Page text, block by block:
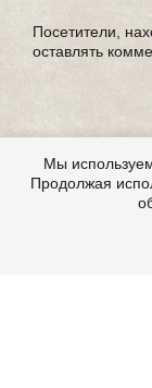
Посетители,
оставлять
Мы
Продолжая